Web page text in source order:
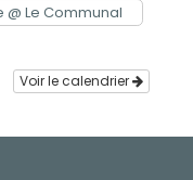
@ Le Communal
Voir le calendrier